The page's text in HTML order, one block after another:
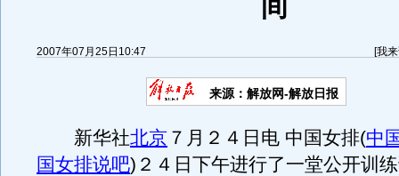
间
2007年07月25日10:47 [我
来源：解放网-解放日报
新华社北京 ７月２４日电 中国女排(中
国女排说吧) ２４日下午进行了一堂公开训